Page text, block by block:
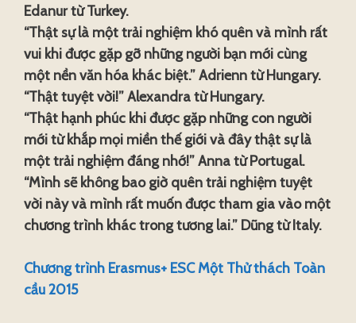
Edanur từ Turkey.
“Thật sự là một trải nghiệm khó quên và mình rất
vui khi được gặp gỡ những người bạn mới cùng
một nền văn hóa khác biệt.” Adrienn từ Hungary.
“Thật tuyệt vời!” Alexandra từ Hungary.
“Thật hạnh phúc khi được gặp những con người
mới từ khắp mọi miền thế giới và đây thật sự là
một trải nghiệm đáng nhớ!” Anna từ Portugal.
“Mình sẽ không bao giờ quên trải nghiệm tuyệt
vời này và mình rất muốn được tham gia vào một
chương trình khác trong tương lai.” Dũng từ Italy.
Chương trình Erasmus+ ESC Một Thử thách Toàn
cầu 2015